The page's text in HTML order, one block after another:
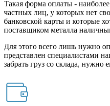
Такая форма оплаты -
частных лиц, у которых нет
банковской карты и которые
поставщиком металла
Для этого всего лишь нужно
представлен специалистами
забрать груз со склада, нужно